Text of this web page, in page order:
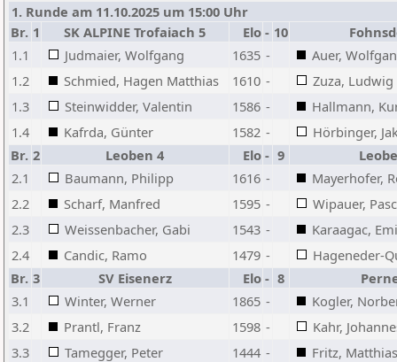
1. Runde am 11.10.2025 um 15:00 Uhr
Br. 1 SK ALPINE Trofaiach 5 Elo - 10
1.1
Judmaier, Wolfgang 1635 -
Auer,
1.2
Schmied, Hagen Matthias 1610 -
Zuza, Ludwig
1.3
Steinwidder, Valentin 1586 -
Hallmann,
1.4
Kafrda, Günter 1582 -
Hörbinger,
Br. 2 Leoben 4 Elo - 9
2.1
Baumann, Philipp 1616 -
Mayerhofer,
2.2
Scharf, Manfred 1595 -
Wipauer,
2.3
Weissenbacher, Gabi 1543 -
Karaagac,
2.4
Candic, Ramo 1479 -
Hageneder-
Br. 3 SV Eisenerz Elo - 8
3.1
Winter, Werner 1865 -
Kogler,
3.2
Prantl, Franz 1598 -
Kahr,
3.3
Tamegger, Peter 1444 -
Fritz, Matthias